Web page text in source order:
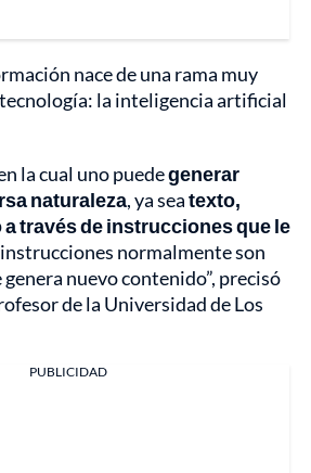
nace de una rama muy
la inteligencia artificial
la cual uno puedegenerar
naturaleza, ya seatexto,
través de instrucciones que le
instrucciones normalmente son
nuevo contenido”, precisó
de la Universidad de Los
PUBLICIDAD